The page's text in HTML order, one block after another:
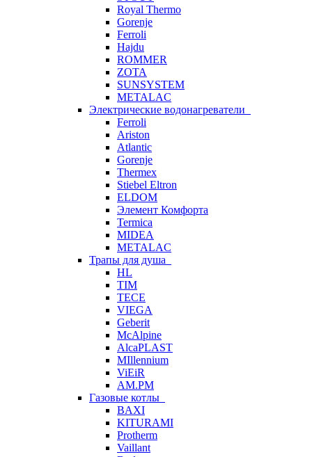
Royal Thermo
Gorenje
Ferroli
Hajdu
ROMMER
ZOTA
SUNSYSTEM
METALAC
Электрические водонагреватели
Ferroli
Ariston
Atlantic
Gorenje
Thermex
Stiebel Eltron
ELDOM
Элемент Комфорта
Termica
MIDEA
METALAC
Трапы для душа
HL
TIM
TECE
VIEGA
Geberit
McAlpine
AlcaPLAST
MIllennium
ViEiR
AM.PM
Газовые котлы
BAXI
KITURAMI
Protherm
Vaillant